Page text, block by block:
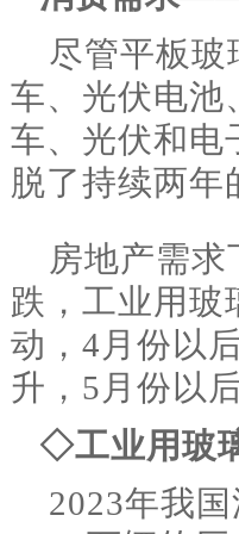
尽管平板玻
车、光伏电池
车、光伏和电
脱了持续两年
房地产需
跌，工业用玻
动，4月份以
升，5月份以
◇工业用玻
2023年我